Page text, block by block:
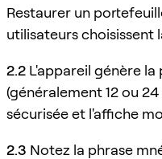
Restaurer un
utilisateurs choisissent
2.2 L'appareil génère
(généralement 12 ou
sécurisée et l'affiche
2.3 Notez la phrase